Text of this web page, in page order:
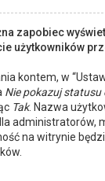
zapobiec
użytkowników
kontem, w
Nie pokazuj statusu
Tak. Nazwa
administratorów,
na witrynie